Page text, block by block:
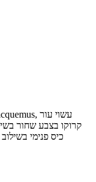
קרוקו בצבע שחור
כיס פנימי